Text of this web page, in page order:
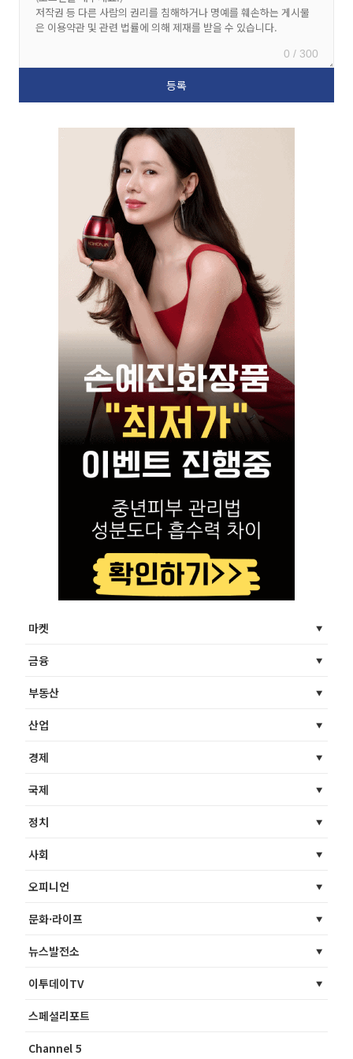
0 / 300
마켓
금융
부동산
산업
경제
국제
정치
사회
오피니언
문화·라이프
뉴스발전소
이투데이TV
스페셜리포트
Channel 5